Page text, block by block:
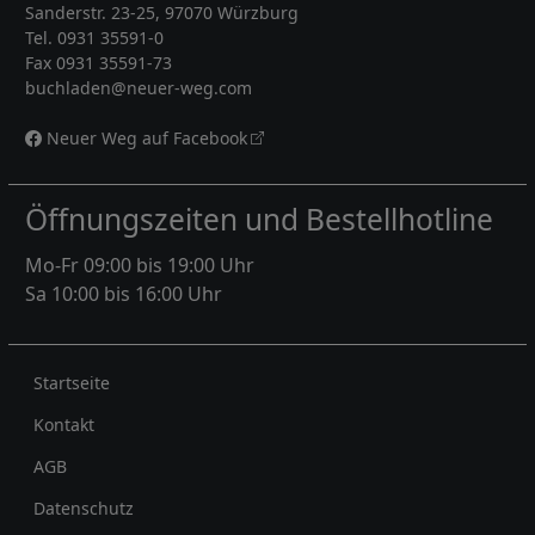
Sanderstr. 23-25, 97070 Würzburg
Tel. 0931 35591-0
Fax 0931 35591-73
buchladen@neuer-weg.com
Neuer Weg auf Facebook
Öffnungszeiten und Bestellhotline
Mo-Fr 09:00 bis 19:00 Uhr
Sa 10:00 bis 16:00 Uhr
Rechtliches
Startseite
Kontakt
AGB
Datenschutz